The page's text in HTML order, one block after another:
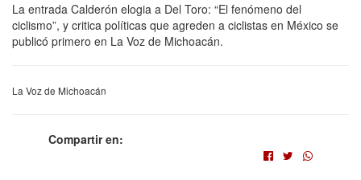
La entrada Calderón elogia a Del Toro: “El fenómeno del
ciclismo”, y critica políticas que agreden a ciclistas en México se
publicó primero en La Voz de Michoacán.
La Voz de Michoacán
Compartir en: